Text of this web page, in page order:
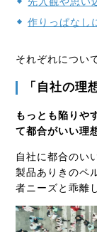
作りっぱなし
それぞれについ
「自社の理
もっとも陥りや
て都合がいい理
自社に都合のい
製品ありきのペ
者ニーズと乖離